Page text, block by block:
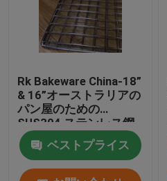
Rk Bakeware China-18”
& 16”オーストラリアの
パン屋のための
SUS304 ステンレス鋼
のパン屋のパンの冷却
ワイヤー冷却の棚
ベストプライス